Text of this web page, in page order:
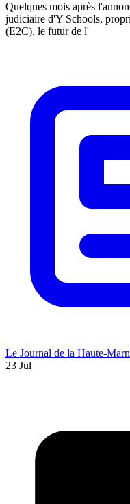
Quelques mois après
judiciaire d'Y Schools,
(E2C), le futur de l'
Le Journal de la Haute-
23 Jul